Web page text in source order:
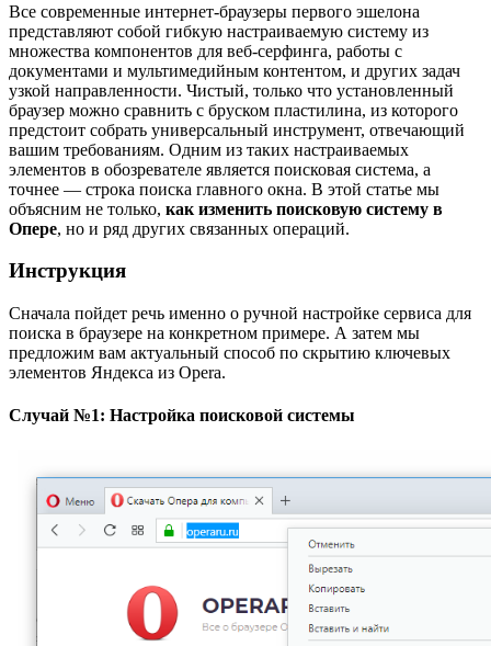
Все современные интернет-браузеры первого эшелона
представляют собой гибкую настраиваемую систему из
множества компонентов для веб-серфинга, работы с
документами и мультимедийным контентом, и других задач
узкой направленности. Чистый, только что установленный
браузер можно сравнить с бруском пластилина, из которого
предстоит собрать универсальный инструмент, отвечающий
вашим требованиям. Одним из таких настраиваемых
элементов в обозревателе является поисковая система, а
точнее — строка поиска главного окна. В этой статье мы
объясним не только, как изменить поисковую систему в
Опере, но и ряд других связанных операций.
Инструкция
Сначала пойдет речь именно о ручной настройке сервиса для
поиска в браузере на конкретном примере. А затем мы
предложим вам актуальный способ по скрытию ключевых
элементов Яндекса из Opera.
Случай №1: Настройка поисковой системы